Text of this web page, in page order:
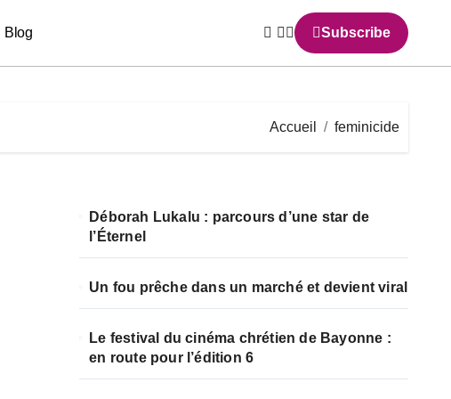
Blog Subscribe
Accueil feminicide
Déborah Lukalu : parcours d’une star de
l’Éternel
Un fou prêche dans un marché et devient viral
Le festival du cinéma chrétien de Bayonne :
en route pour l’édition 6